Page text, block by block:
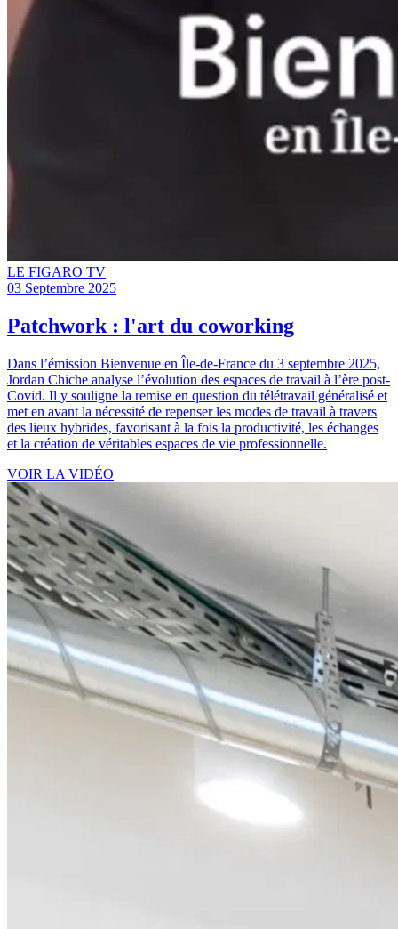
LE FIGARO TV
03 Septembre 2025
Patchwork : l'art du coworking
Dans l’émission Bienvenue en Île-de-France du 3 septembre 2025,
Jordan Chiche analyse l’évolution des espaces de travail à l’ère post-
Covid. Il y souligne la remise en question du télétravail généralisé et
met en avant la nécessité de repenser les modes de travail à travers
des lieux hybrides, favorisant à la fois la productivité, les échanges
et la création de véritables espaces de vie professionnelle.
VOIR LA VIDÉO